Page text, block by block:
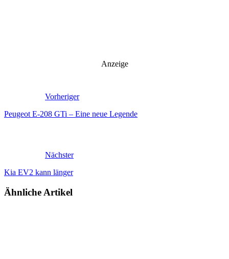
Anzeige
Vorheriger
Peugeot E-208 GTi – Eine neue Legende
Nächster
Kia EV2 kann länger
Ähnliche Artikel